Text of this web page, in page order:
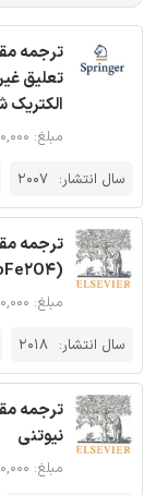
ترجمه
تعلیق
الکتریک
مبلغ: ۱۲۰,۰۰۰ تومان
سال انتشار: 2007
ترجمه
(CoFe2O4)
مبلغ: ۱۶۰,۰۰۰ تومان
سال انتشار: 2018
ترجمه
نیوتنی
مبلغ: ۴۰۰,۰۰۰ تومان